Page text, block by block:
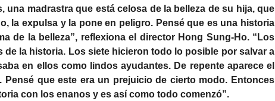
una madrastra que está celosa de la belleza de su hija, que
la expulsa y la pone en peligro. Pensé que es una historia
de la belleza”, reflexiona el director Hong Sung-Ho. “Los
la historia. Los siete hicieron todo lo posible por salvar a
en ellos como lindos ayudantes. De repente aparece el
que este era un prejuicio de cierto modo. Entonces
con los enanos y es así como todo comenzó”.